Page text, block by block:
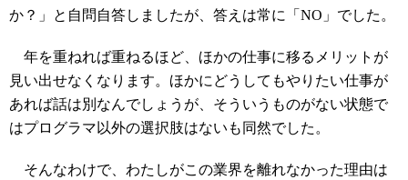
か？」と自問自答しましたが、答えは常に「NO」でした。
年を重ねれば重ねるほど、ほかの仕事に移るメリットが
見い出せなくなります。ほかにどうしてもやりたい仕事が
あれば話は別なんでしょうが、そういうものがない状態で
はプログラマ以外の選択肢はないも同然でした。
そんなわけで、わたしがこの業界を離れなかった理由は